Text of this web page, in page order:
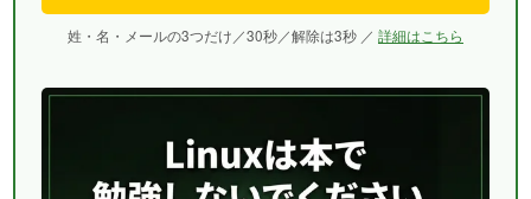
姓・名・メールの3つだけ／30秒／解除は3秒 ／ 詳細はこちら